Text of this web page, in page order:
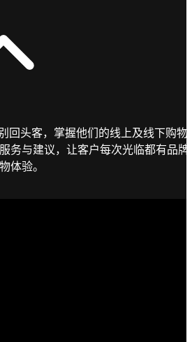
回头客，掌握他们的线上及线下购物
务与建议，让客户每次光临都有品牌
体验。